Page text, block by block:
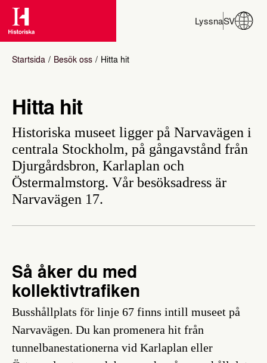
LyssnaSV
Startsida Besök oss Hitta hit
Hitta hit
Historiska museet ligger på Narvavägen i
centrala Stockholm, på gångavstånd från
Djurgårdsbron, Karlaplan och
Östermalmstorg. Vår besöksadress är
Narvavägen 17.
Så åker du med
kollektivtrafiken
Busshållplats för linje 67 finns intill museet på
Narvavägen. Du kan promenera hit från
tunnelbanestationerna vid Karlaplan eller